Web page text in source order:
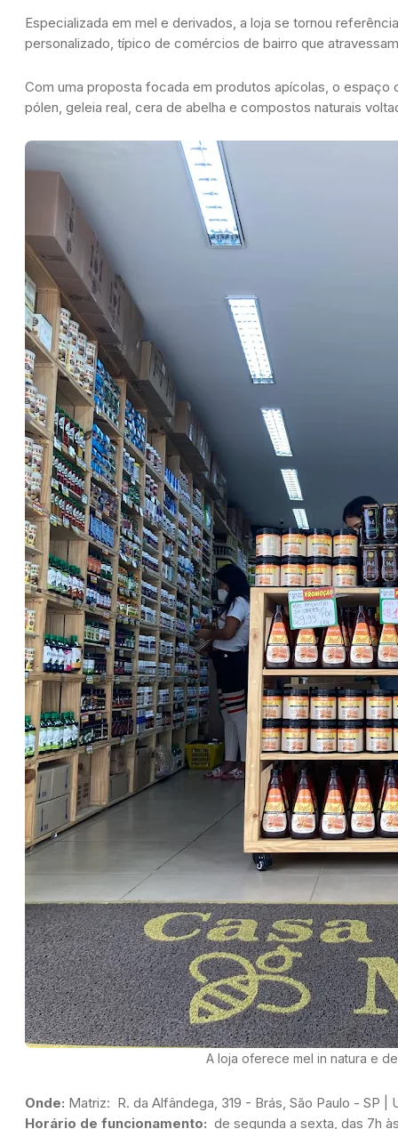
Especializada em mel e derivados, a loja se tornou
personalizado, típico de comércios de bairro que
Com uma proposta focada em produtos apícolas, o
pólen, geleia real, cera de abelha e compostos naturais
A loja oferece mel in natura e
Onde: Matriz:  R. da Alfândega, 319 - Brás, São Paulo - SP |
Horário de funcionamento: